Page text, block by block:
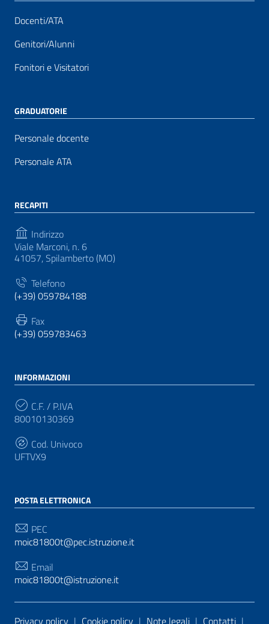
Docenti/ATA
Genitori/Alunni
Fonitori e Visitatori
GRADUATORIE
Personale docente
Personale ATA
RECAPITI
Indirizzo
Viale Marconi, n. 6
41057, Spilamberto (MO)
Telefono
(+39) 059784188
Fax
(+39) 059783463
INFORMAZIONI
C.F. / P.IVA
80010130369
Cod. Univoco
UFTVX9
POSTA ELETTRONICA
PEC
moic81800t@pec.istruzione.it
Email
moic81800t@istruzione.it
Privacy policy | Cookie policy | Note legali | Contatti |